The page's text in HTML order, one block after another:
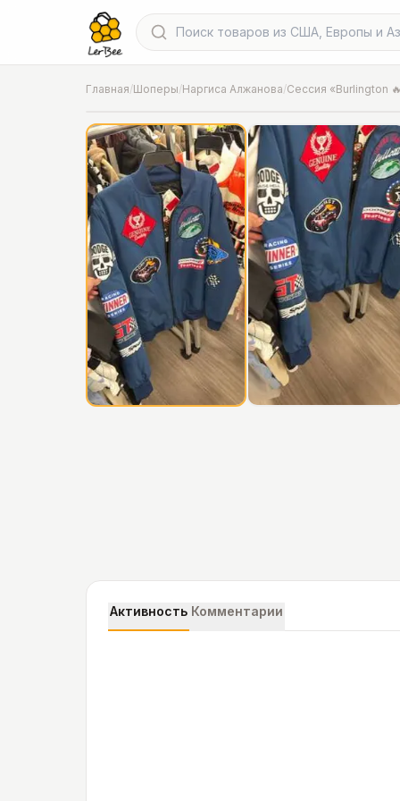
Главная/Шоперы/Наргиса Алжанова/Сессия «Burlington
📍Фото от шопера·Chicago
Активность Комментарии